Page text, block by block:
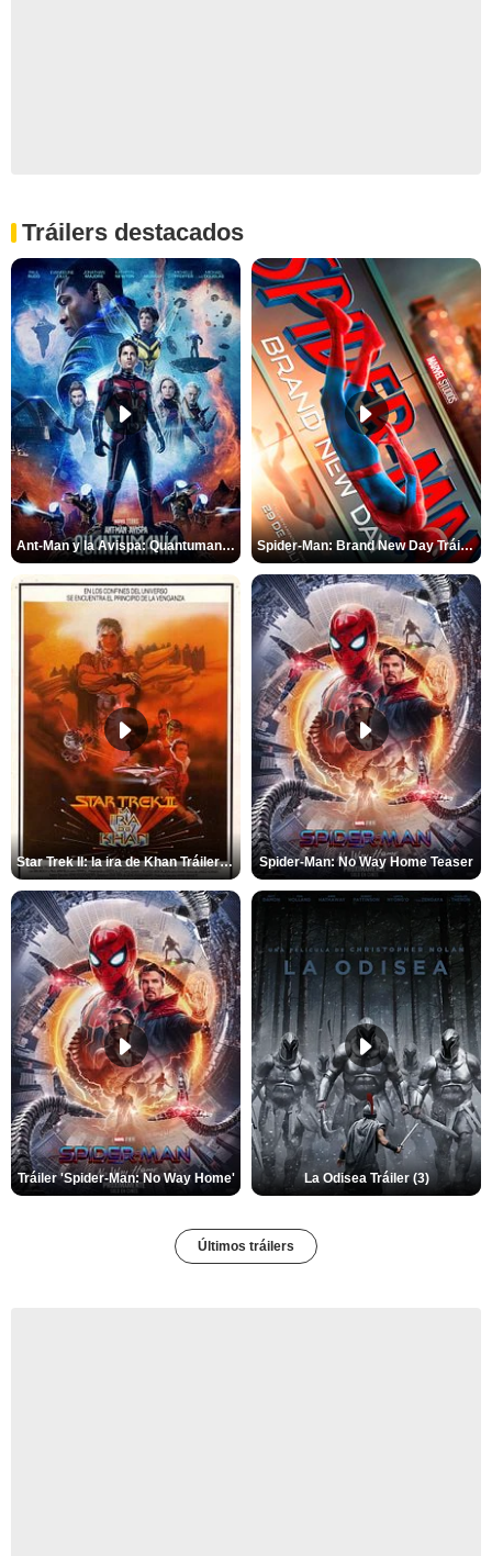
Tráilers destacados
Ant-Man y la Avispa: Quantumanía Tráiler (2) Spider-Man: Brand New Day Tráiler (3)
Star Trek II: la ira de Khan Tráiler VO Spider-Man: No Way Home Teaser
Tráiler 'Spider-Man: No Way Home' La Odisea Tráiler (3)
Últimos tráilers